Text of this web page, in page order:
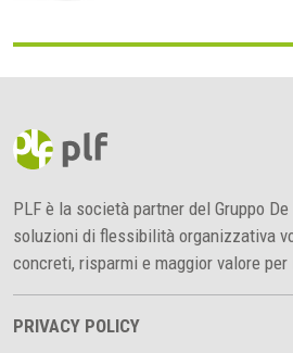
PLF è la società partner del Gruppo
soluzioni di flessibilità organizzativa
concreti, risparmi e maggior valore per
PRIVACY POLICY